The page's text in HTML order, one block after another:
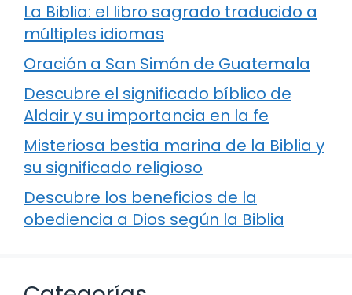
La Biblia: el libro sagrado traducido a
múltiples idiomas
Oración a San Simón de Guatemala
Descubre el significado bíblico de
Aldair y su importancia en la fe
Misteriosa bestia marina de la Biblia y
su significado religioso
Descubre los beneficios de la
obediencia a Dios según la Biblia